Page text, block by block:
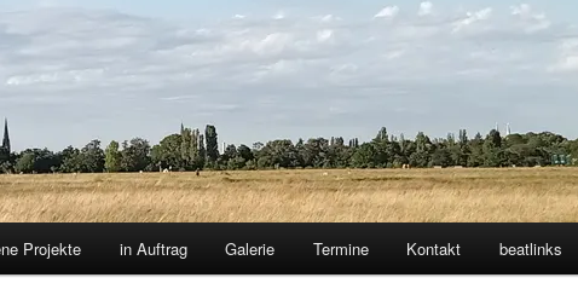
Projekte in Auftrag Galerie Termine Kontakt beatlinks